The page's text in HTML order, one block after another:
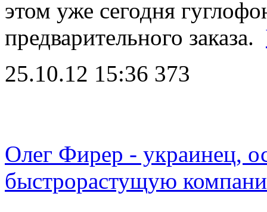
этом уже сегодня
предварительного заказа.
25.10.12 15:36 373
Олег Фирер - украинец,
быстрорастущую